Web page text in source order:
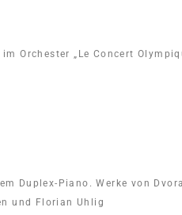
Orchester „Le Concert
Duplex-Piano. Werke von
und Florian Uhlig